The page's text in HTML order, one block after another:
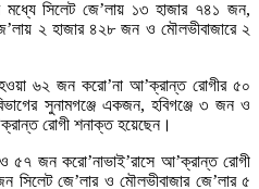
সিলেট জে’লায় ১৩ হাজার ৭৪১ জন,
২ হাজার ৪২৮ জন ও মৌলভীবাজারে ২
৬২ জন করো’না আ’ক্রান্ত রোগীর ৫০
সুনামগঞ্জে একজন, হবিগঞ্জে ৩ জন ও
রোগী শনাক্ত হয়েছেন।
৫৭ জন করো’নাভাই’রাসে আ’ক্রান্ত রোগী
জে’লার ও মৌলভীবাজার জে’লার ৫